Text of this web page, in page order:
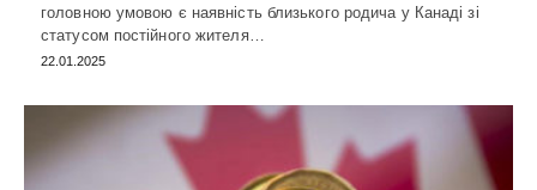
головною умовою є наявність близького родича у Канаді зі
статусом постійного жителя…
22.01.2025